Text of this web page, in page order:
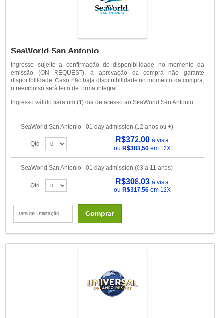
SeaWorld San Antonio
Ingresso sujeito a confirmação de disponibilidade no momento da
emissão (ON REQUEST), a aprovação da compra não garante
disponibilidade. Caso não haja disponibilidade no momento da compra,
o reembolso será feito de forma integral.
Ingresso válido para um (1) dia de acesso ao SeaWorld San Antonio.
SeaWorld San Antonio - 01 day admission (12 anos ou +)
Qtd R$372,00à vista
ou R$383,50em 12X
SeaWorld San Antonio - 01 day admission (03 a 11 anos)
Qtd R$308,03à vista
ou R$317,56em 12X
Comprar